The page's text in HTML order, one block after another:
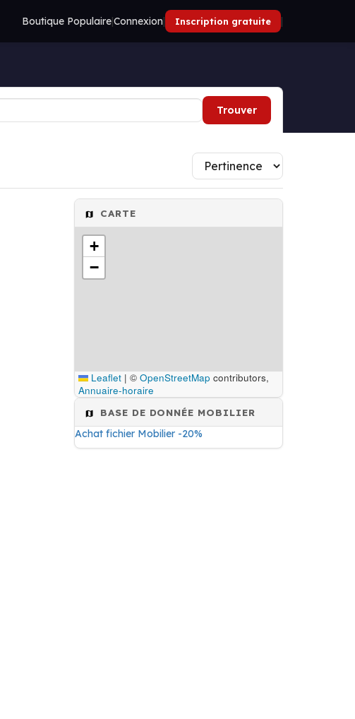
Boutique Populaire|Connexion| Inscription gratuite |
Trouver
CARTE
+
−
Leaflet | © OpenStreetMap contributors,
Annuaire-horaire
BASE DE DONNÉE MOBILIER
Achat fichier Mobilier -20%